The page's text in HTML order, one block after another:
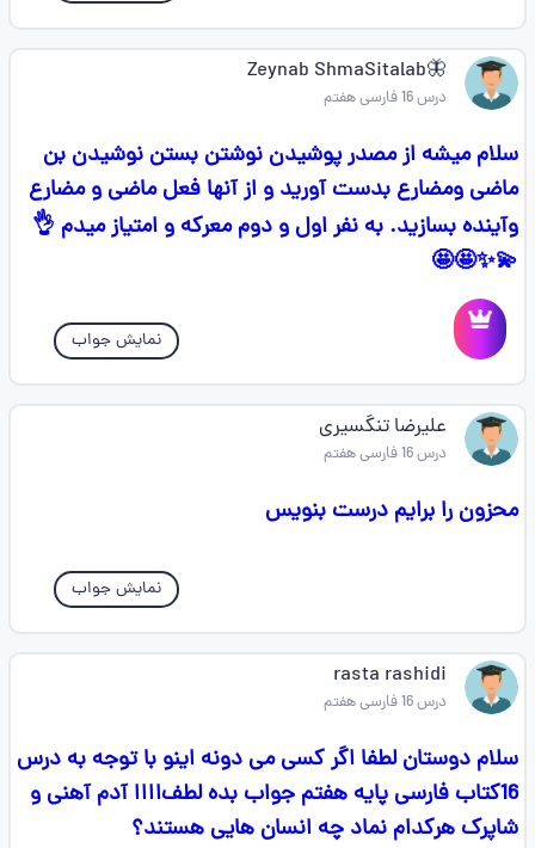
🦋Zeynab ShmaSitalab
درس 16 فارسی هفتم
سلام میشه از مصدر پوشیدن نوشتن بستن نوشیدن بن
ماضی ومضارع بدست آورید و از آنها فعل ماضی و مضارع
وآینده بسازید. به نفر اول و دوم معرکه و امتیاز میدم 👌
💫✨🤩🤩
نمایش جواب
علیرضا تنگسیری
درس 16 فارسی هفتم
محزون را برایم درست بنویس
نمایش جواب
rasta rashidi
درس 16 فارسی هفتم
سلام دوستان لطفا اگر کسی می دونه اینو با توجه به درس
16کتاب فارسی پایه هفتم جواب بده لطف‌اااا آدم آهنی و
شاپرک هرکدام نماد چه انسان هایی هستند؟